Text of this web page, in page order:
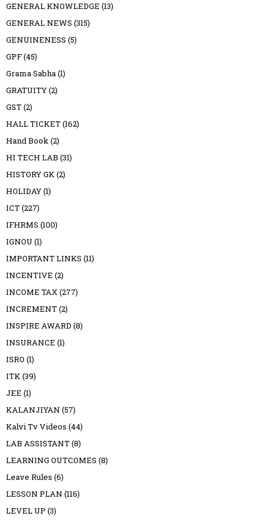
GENERAL KNOWLEDGE (13)
GENERAL NEWS (315)
GENUINENESS (5)
GPF(45)
Grama Sabha(1)
GRATUITY(2)
GST(2)
HALL TICKET(162)
Hand Book(2)
HI TECH LAB (31)
HISTORY GK(2)
HOLIDAY(1)
ICT(227)
IFHRMS (100)
IGNOU (1)
IMPORTANT LINKS (11)
INCENTIVE (2)
INCOME TAX(277)
INCREMENT(2)
INSPIRE AWARD (8)
INSURANCE (1)
ISRO (1)
ITK(39)
JEE (1)
KALANJIYAN (57)
Kalvi Tv Videos (44)
LAB ASSISTANT(8)
LEARNING OUTCOMES (8)
Leave Rules (6)
LESSON PLAN (116)
LEVEL UP (3)